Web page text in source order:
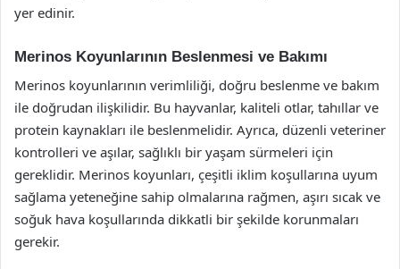
yer edinir.
Merinos Koyunlarının Beslenmesi ve Bakımı
Merinos koyunlarının verimliliği, doğru beslenme ve bakım
ile doğrudan ilişkilidir. Bu hayvanlar, kaliteli otlar, tahıllar ve
protein kaynakları ile beslenmelidir. Ayrıca, düzenli veteriner
kontrolleri ve aşılar, sağlıklı bir yaşam sürmeleri için
gereklidir. Merinos koyunları, çeşitli iklim koşullarına uyum
sağlama yeteneğine sahip olmalarına rağmen, aşırı sıcak ve
soğuk hava koşullarında dikkatli bir şekilde korunmaları
gerekir.